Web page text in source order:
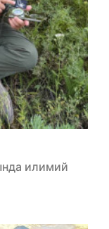
илимий